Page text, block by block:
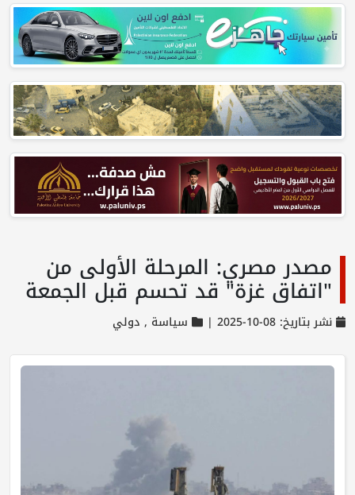
مصدر مصري: المرحلة الأولى من
"اتفاق غزة" قد تحسم قبل الجمعة
نشر بتاريخ: 08-10-2025 | سياسة , دولي